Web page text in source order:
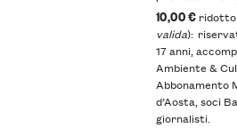
10,00 €
valida):
17 anni,
Ambiente &
Abbonamento
d’Aosta, soci
giornalisti.